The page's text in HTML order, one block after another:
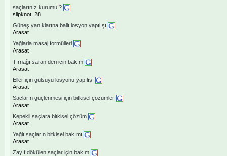
saçlarınız kurumu ?
slipknot_28
Güneş yanıklarına ballı losyon yapılışı
Arasat
Yağlarla masaj formülleri
Arasat
Tırnağı saran deri için bakım
Arasat
Eller için gülsuyu losyonu yapılışı
Arasat
Saçların güçlenmesi için bitkisel çözümler
Arasat
Kepekli saçlara bitkisel çözüm
Arasat
Yağlı saçların bitkisel bakımı
Arasat
Zayıf dökülen saçlar için bakım